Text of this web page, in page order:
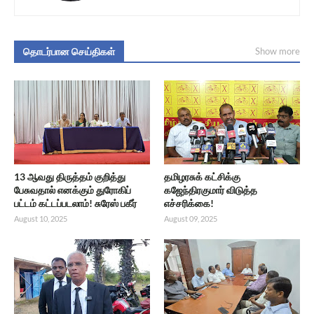
தொடர்பான செய்திகள் Show more
13 ஆவது திருத்தம் குறித்து
பேசுவதால் எனக்கும் துரோகிப்
பட்டம் கட்டப்படலாம்! சுரேஸ் பகீர்
August 10, 2025
தமிழரசுக் கட்சிக்கு
கஜேந்திரகுமார் விடுத்த
எச்சரிக்கை!
August 09, 2025